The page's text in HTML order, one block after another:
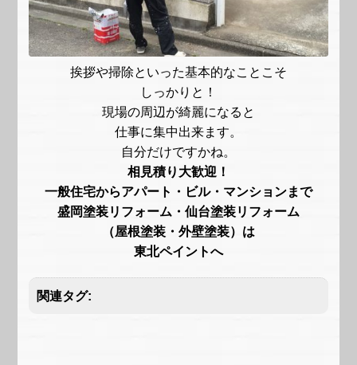
挨拶や掃除といった基本的なことこそ
しっかりと！
現場の周辺が綺麗になると
仕事に集中出来ます。
自分だけですかね。
相見積り大歓迎！
一般住宅からアパート・ビル・マンションまで
盛岡塗装リフォーム・仙台塗装リフォーム
（屋根塗装・外壁塗装）は
東北ペイントへ
関連タグ: